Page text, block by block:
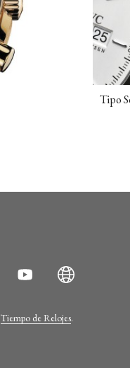
Tipo
Tiempo de Relojes.